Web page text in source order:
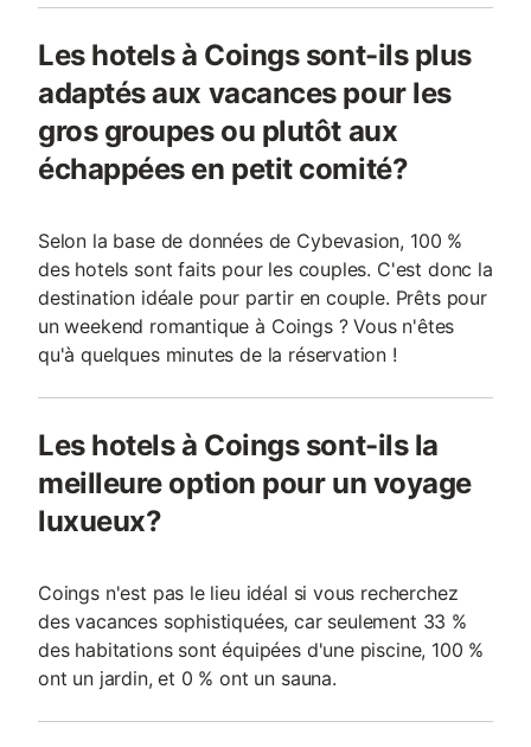
Les hotels à Coings sont-ils plus
adaptés aux vacances pour les
gros groupes ou plutôt aux
échappées en petit comité?
Selon la base de données de Cybevasion, 100 %
des hotels sont faits pour les couples. C'est donc la
destination idéale pour partir en couple. Prêts pour
un weekend romantique à Coings ? Vous n'êtes
qu'à quelques minutes de la réservation !
Les hotels à Coings sont-ils la
meilleure option pour un voyage
luxueux?
Coings n'est pas le lieu idéal si vous recherchez
des vacances sophistiquées, car seulement 33 %
des habitations sont équipées d'une piscine, 100 %
ont un jardin, et 0 % ont un sauna.